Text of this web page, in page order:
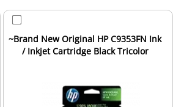
~Brand New Original HP C9353FN Ink
/ Inkjet Cartridge Black Tricolor